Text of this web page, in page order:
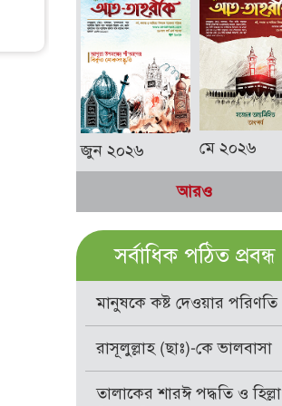
জুন ২০২৬ মে ২০২৬
আরও
সর্বাধিক পঠিত প্রবন্ধ
মানুষকে কষ্ট দেওয়ার পরিণতি
রাসূলুল্লাহ (ছাঃ)-কে ভালবাসা
তালাকের শারঈ পদ্ধতি ও হিল্লা